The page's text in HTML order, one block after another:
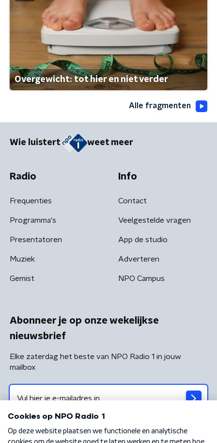
Overgewicht: tot hier en niet verder
Alle fragmenten
Wie luistert weet meer
Radio
Frequenties
Programma's
Presentatoren
Muziek
Gemist
Info
Contact
Veelgestelde vragen
App de studio
Adverteren
NPO Campus
Abonneer je op onze wekelijkse
nieuwsbrief
Elke zaterdag het beste van NPO Radio 1 in jouw
mailbox